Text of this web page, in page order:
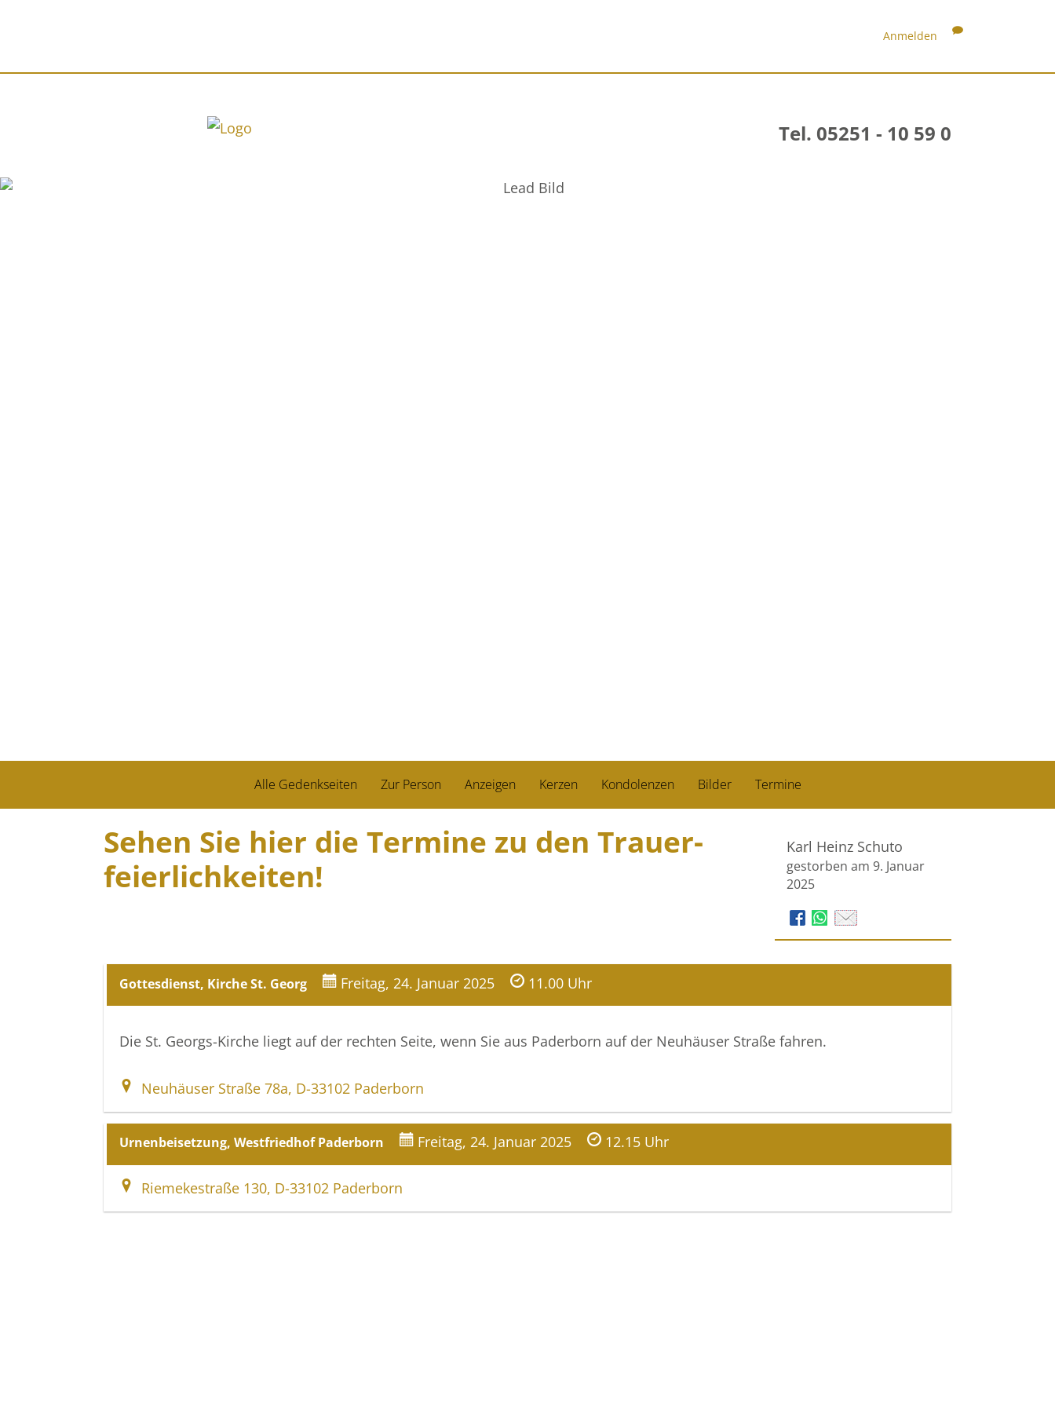
Anmelden
Tel. 05251 - 10 59 0
Alle Gedenkseiten Zur Person Anzeigen Kerzen Kondolenzen Bilder Termine
Sehen Sie hier die Termine zu den Trauer­
feierlich­keiten!
Karl Heinz Schuto
gestorben am 9. Januar
2025
Gottesdienst, Kirche St. Georg Freitag, 24. Januar 2025 11.00 Uhr
Die St. Georgs-Kirche liegt auf der rechten Seite, wenn Sie aus Paderborn auf der Neuhäuser Straße fahren.
Neuhäuser Straße 78a, D-33102 Paderborn
Urnenbeisetzung, Westfriedhof Paderborn Freitag, 24. Januar 2025 12.15 Uhr
Riemekestraße 130, D-33102 Paderborn